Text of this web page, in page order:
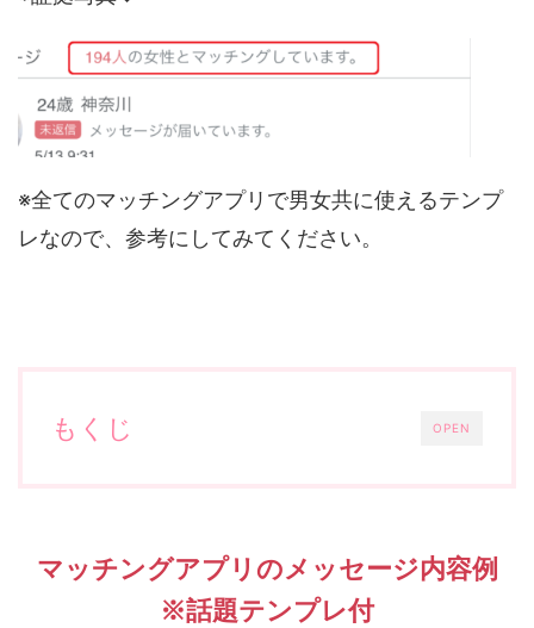
※全てのマッチングアプリで男女共に使えるテンプ
レなので、参考にしてみてください。
OPEN
もくじ
マッチングアプリのメッセージ内容例
※話題テンプレ付